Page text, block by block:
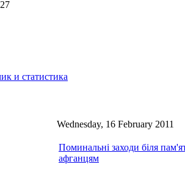
27
Wednesday, 16 February 2011
Поминальні заходи біля
афганцям